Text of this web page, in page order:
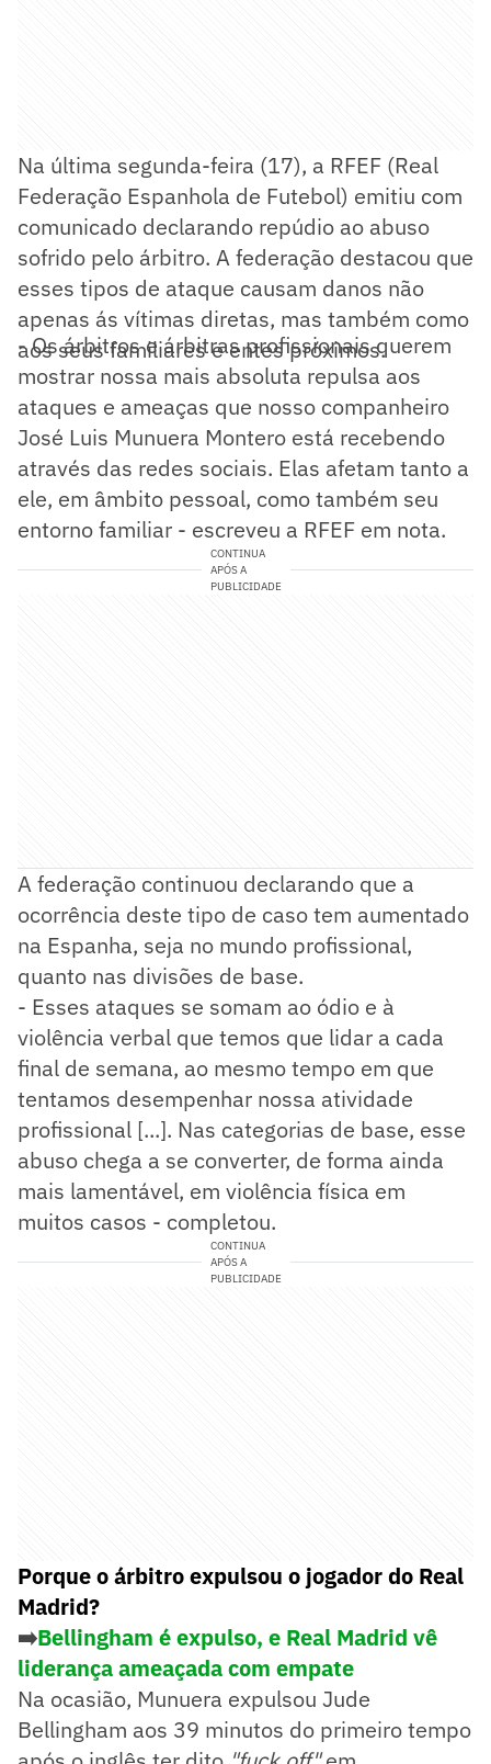
Na última segunda-feira (17), a RFEF (Real
Federação Espanhola de Futebol) emitiu com
comunicado declarando repúdio ao abuso
sofrido pelo árbitro. A federação destacou que
esses tipos de ataque causam danos não
apenas ás vítimas diretas, mas também como
aos seus familiares e entes próximos.
- Os árbitros e árbitras profissionais querem
mostrar nossa mais absoluta repulsa aos
ataques e ameaças que nosso companheiro
José Luis Munuera Montero está recebendo
através das redes sociais. Elas afetam tanto a
ele, em âmbito pessoal, como também seu
entorno familiar - escreveu a RFEF em nota.
CONTINUA
APÓS A
PUBLICIDADE
A federação continuou declarando que a
ocorrência deste tipo de caso tem aumentado
na Espanha, seja no mundo profissional,
quanto nas divisões de base.
- Esses ataques se somam ao ódio e à
violência verbal que temos que lidar a cada
final de semana, ao mesmo tempo em que
tentamos desempenhar nossa atividade
profissional [...]. Nas categorias de base, esse
abuso chega a se converter, de forma ainda
mais lamentável, em violência física em
muitos casos - completou.
CONTINUA
APÓS A
PUBLICIDADE
Porque o árbitro expulsou o jogador do Real
Madrid?
➡️Bellingham é expulso, e Real Madrid vê
liderança ameaçada com empate
Na ocasião, Munuera expulsou Jude
Bellingham aos 39 minutos do primeiro tempo